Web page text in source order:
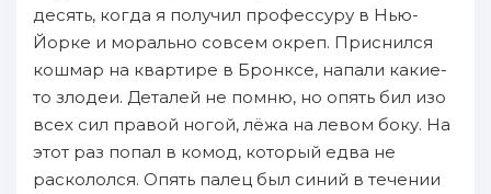
десять, когда я получил профессуру в Нью-
Йорке и морально совсем окреп. Приснился
кошмар на квартире в Бронксе, напали какие-
то злодеи. Деталей не помню, но опять бил изо
всех сил правой ногой, лёжа на левом боку. На
этот раз попал в комод, который едва не
раскололся. Опять палец был синий в течении